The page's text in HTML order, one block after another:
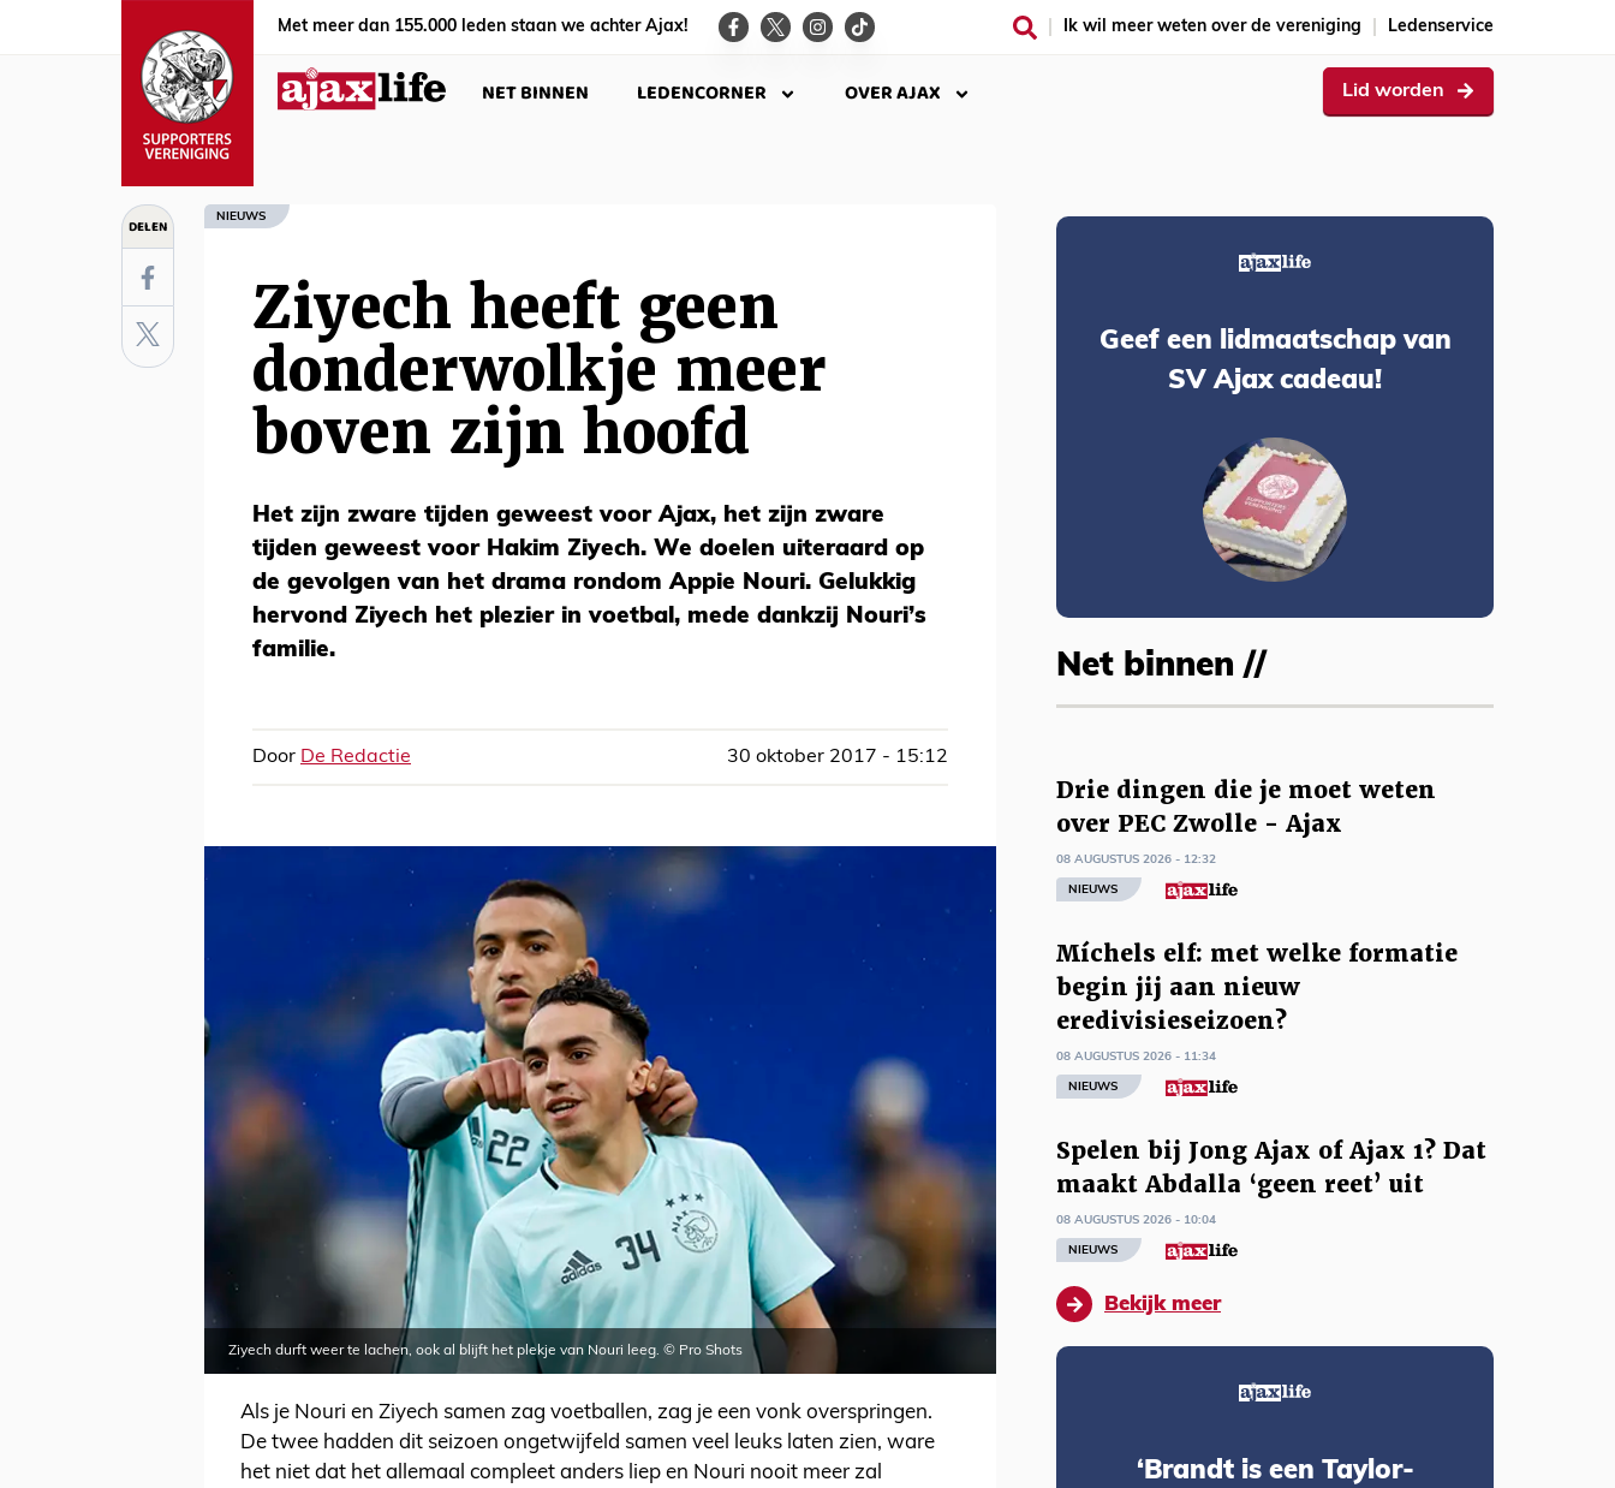
Met meer dan 155.000 leden staan we achter Ajax! Ik wil meer weten over de vereniging Ledenservice
NET BINNEN LEDENCORNER OVER AJAX Lid worden
DELEN NIEUWS
Ziyech heeft geen
donderwolkje meer
boven zijn hoofd
Het zijn zware tijden geweest voor Ajax, het zijn zware
tijden geweest voor Hakim Ziyech. We doelen uiteraard op
de gevolgen van het drama rondom Appie Nouri. Gelukkig
hervond Ziyech het plezier in voetbal, mede dankzij Nouri’s
familie.
Door De Redactie 30 oktober 2017 - 15:12
Ziyech durft weer te lachen, ook al blijft het plekje van Nouri leeg. © Pro Shots
Als je Nouri en Ziyech samen zag voetballen, zag je een vonk overspringen.
De twee hadden dit seizoen ongetwijfeld samen veel leuks laten zien, ware
het niet dat het allemaal compleet anders liep en Nouri nooit meer zal
Geef een lidmaatschap van
SV Ajax cadeau!
Net binnen //
Drie dingen die je moet weten
over PEC Zwolle - Ajax
08 AUGUSTUS 2026 - 12:32
NIEUWS
Míchels elf: met welke formatie
begin jij aan nieuw
eredivisieseizoen?
08 AUGUSTUS 2026 - 11:34
NIEUWS
Spelen bij Jong Ajax of Ajax 1? Dat
maakt Abdalla ‘geen reet’ uit
08 AUGUSTUS 2026 - 10:04
NIEUWS
Bekijk meer
‘Brandt is een Taylor-